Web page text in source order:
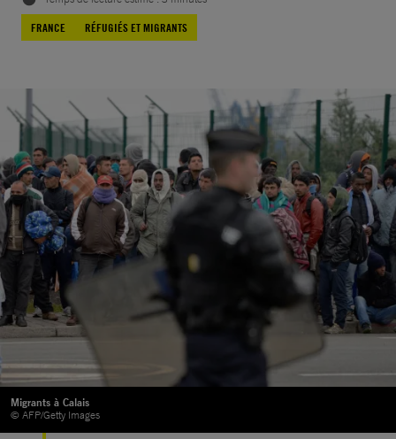
FRANCE
RÉFUGIÉS ET MIGRANTS
Migrants à Calais
© AFP/Getty Images